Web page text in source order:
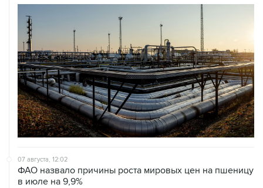
07 августа, 12:02
ФАО назвало причины роста мировых цен на пшеницу
в июле на 9,9%